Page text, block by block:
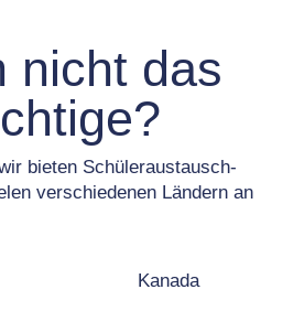
nicht das
bieten Schüleraustausch-
verschiedenen Ländern an
Kanada